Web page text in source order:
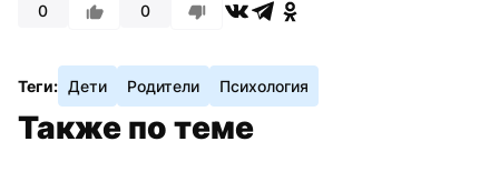
0 0
Теги: Дети Родители Психология
Также по теме